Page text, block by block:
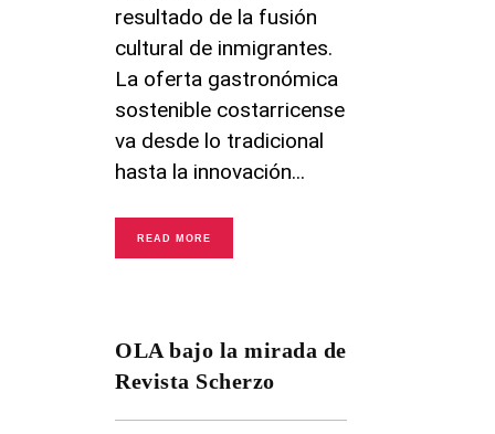
resultado de la fusión
cultural de inmigrantes.
La oferta gastronómica
sostenible costarricense
va desde lo tradicional
hasta la innovación
READ MORE
OLA bajo la mirada de
Revista Scherzo